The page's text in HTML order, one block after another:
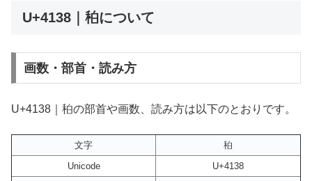
U+4138｜䄸について
画数・部首・読み方
U+4138｜䄸の部首や画数、読み方は以下のとおりです。
文字
䄸
Unicode
U+4138